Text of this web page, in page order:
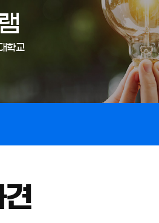
학교